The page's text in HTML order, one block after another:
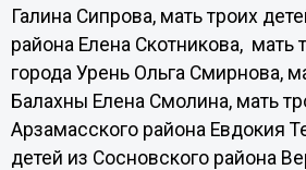
Галина Сипрова, мать троих
района Елена Скотникова, мать
города Урень Ольга Смирнова,
Балахны Елена Смолина, мать
Арзамасского района Евдокия
детей из Сосновского района